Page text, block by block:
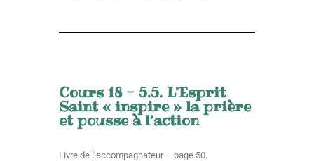
Cours 18 - 5.5. L’Esprit
Saint « inspire » la prière
et pousse à l’action
Livre de l’accompagnateur – page 50.